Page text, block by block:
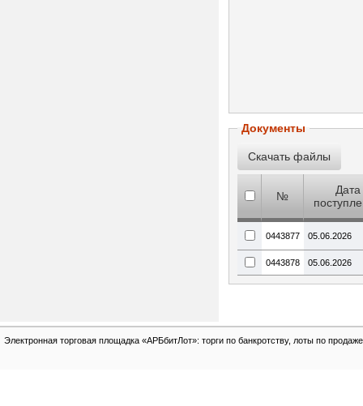
Документы
№
Дата
0443877 05.06.2026
0443878 05.06.2026
Электронная торговая площадка «АРБбитЛот»: торги по банкротству, лоты по